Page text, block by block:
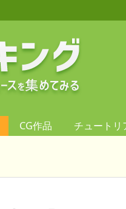
CG作品 チュートリ